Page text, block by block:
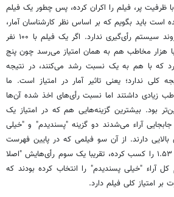
ظرفیت پر، فیلم را اکران کرده، پس چطور یک فیلم
است باید بگویم که بر اساس نظر کارشناسان آمار،
این‌ها هیچ کدام تاثیری در روند سیستم رأی‌گیری ندارد. اگر یک فیلم با ۱۰۰ نفر
هزار مخاطب هم به همان امتیاز می‌رسد چون پنج
که با هم به یک نسبت رشد می‌کنند، در نتیجه
کلی ندارد؛ یعنی تاثیر آمار در امتیاز است. ما
زیادی داشتند اما نسبت رأی‌های اخذ شده آن‌ها
بود. بیشترین گزینه‌هایی هم که در امتیاز یک
جابجایی آراء می‌شدند دو گزینه "پسندیدم" و "خیلی
دارند. از آن سو فیلمی که در پایین فهرست
آراء مردمی قرار دارد و امتیاز ۱.۵۳ را کسب کرده، تقریبا یک سوم رأی‌هایش "اصلا
آراء "خیلی پسندیدم" را انتخاب کرده بودند که
بر امتیاز کلی فیلم دارد.